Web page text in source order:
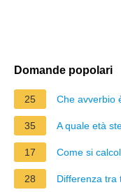
Domande popolari
25 Che avverbio
35 A quale età
17 Come si
28 Differenza tra